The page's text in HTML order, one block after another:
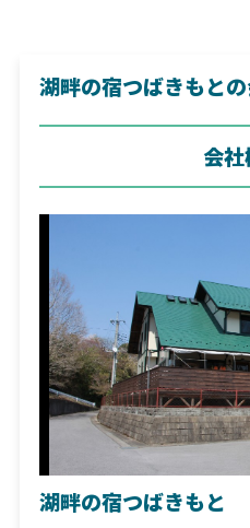
湖畔の宿つばきもと
会
湖畔の宿つばきもと